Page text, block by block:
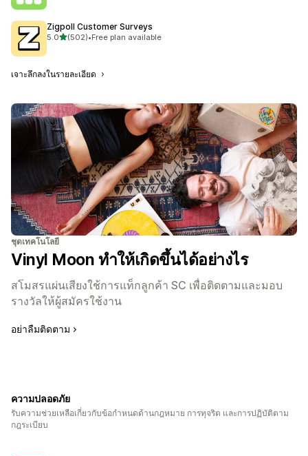
Zigpoll Customer Surveys
5.0เต็ม 5 ดาว
(502)
ทั้งหมด 502 รีวิว
•Free plan available
เจาะลึกลงในรายละเอียด
ชุดเทคโนโลยี
Vinyl Moon ทำให้เกิดขึ้นได้อย่างไร
สโมสรแผ่นเสียงใช้การแท็กลูกค้า SC เพื่อติดตามและมอบ
รางวัลให้ผู้สมัครใช้งาน
อย่าลืมติดตาม
ความปลอดภัย
รับความช่วยเหลือเกี่ยวกับข้อกำหนดด้านกฎหมาย การทุจริต และการปฏิบัติตาม
กฎระเบียบ